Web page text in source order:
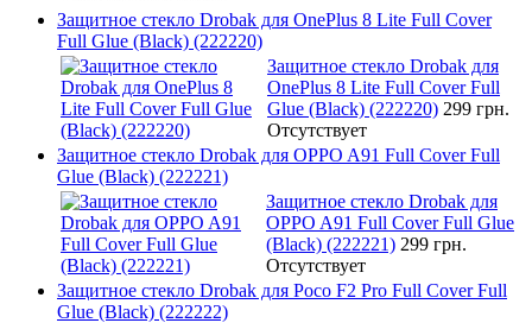
Защитное стекло Drobak для OnePlus 8 Lite Full Cover
Full Glue (Black) (222220)
Защитное стекло Drobak для
OnePlus 8 Lite Full Cover Full
Glue (Black) (222220) 299 грн.
Отсутствует
Защитное стекло Drobak для OPPO A91 Full Cover Full
Glue (Black) (222221)
Защитное стекло Drobak для
OPPO A91 Full Cover Full Glue
(Black) (222221) 299 грн.
Отсутствует
Защитное стекло Drobak для Poco F2 Pro Full Cover Full
Glue (Black) (222222)